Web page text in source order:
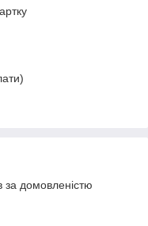
за домовленістю